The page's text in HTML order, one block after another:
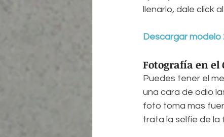
llenarlo, dale click
Descargar modelo
Fotografía en el
Puedes tener el
una cara de odio
foto toma mas
trata la selfie de la